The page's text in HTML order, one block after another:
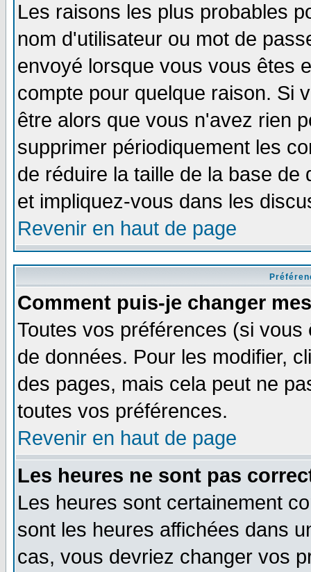
Les raisons les plus probables
nom d'utilisateur ou mot de
envoyé lorsque vous vous êtes
compte pour quelque raison. Si
être alors que vous n'avez rien
supprimer périodiquement les
de réduire la taille de la base
et impliquez-vous dans les
Revenir en haut de page
Comment puis-je changer
Toutes vos préférences (si
de données. Pour les modifier,
des pages, mais cela peut ne
toutes vos préférences.
Revenir en haut de page
Les heures ne sont pas
Les heures sont certainement
sont les heures affichées dans
cas, vous devriez changer vos